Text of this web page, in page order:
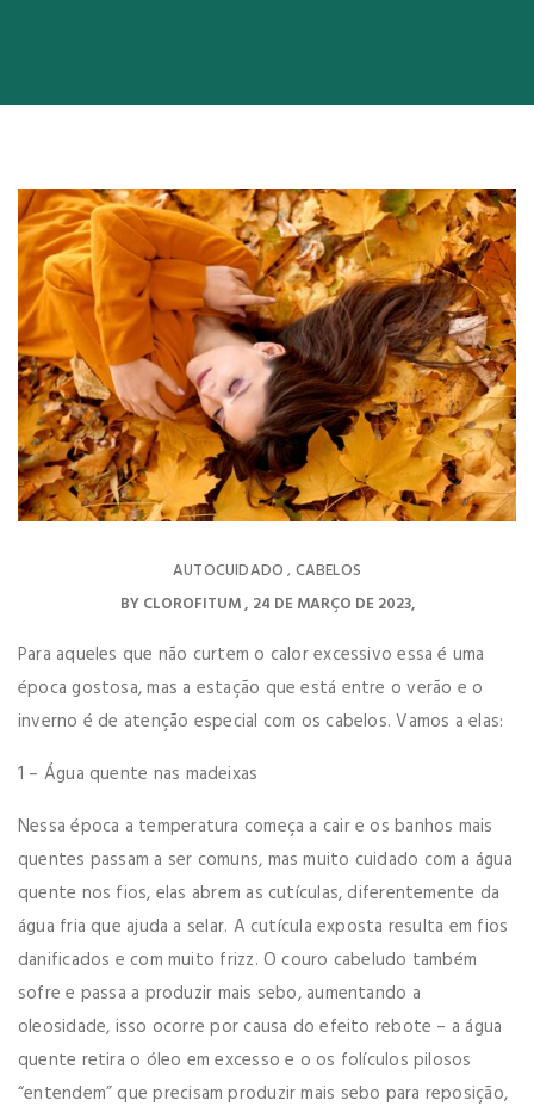
AUTOCUIDADO , CABELOS
BYCLOROFITUM 24 DE MARÇO DE 2023
Para aqueles que não curtem o calor excessivo essa é uma
época gostosa, mas a estação que está entre o verão e o
inverno é de atenção especial com os cabelos. Vamos a elas:
1 – Água quente nas madeixas
Nessa época a temperatura começa a cair e os banhos mais
quentes passam a ser comuns, mas muito cuidado com a água
quente nos fios, elas abrem as cutículas, diferentemente da
água fria que ajuda a selar. A cutícula exposta resulta em fios
danificados e com muito frizz. O couro cabeludo também
sofre e passa a produzir mais sebo, aumentando a
oleosidade, isso ocorre por causa do efeito rebote – a água
quente retira o óleo em excesso e o os folículos pilosos
“entendem” que precisam produzir mais sebo para reposição,